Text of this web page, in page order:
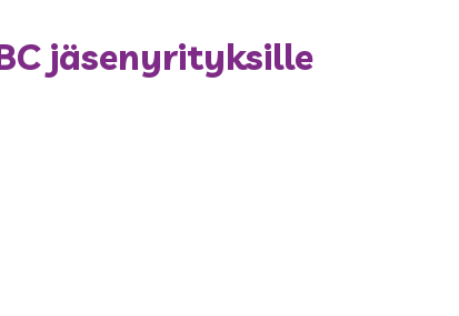
jäsenyrityksille